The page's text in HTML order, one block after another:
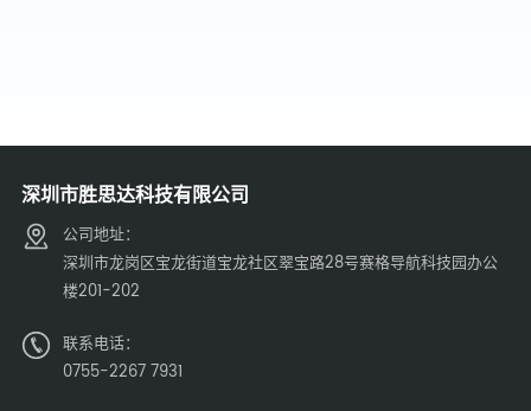
深圳市胜思达科技有限公司
公司地址：
深圳市龙岗区宝龙街道宝龙社区翠宝路28号赛格导航科技园办公
楼201-202
联系电话：
0755-2267 7931